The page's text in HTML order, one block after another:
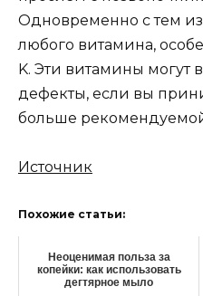
Одновременно с тем
любого витамина,
K. Эти витамины могут
дефекты, если вы
больше
Источник
Похожие статьи:
Неоценимая польза за
копейки: как использовать
дегтярное мыло